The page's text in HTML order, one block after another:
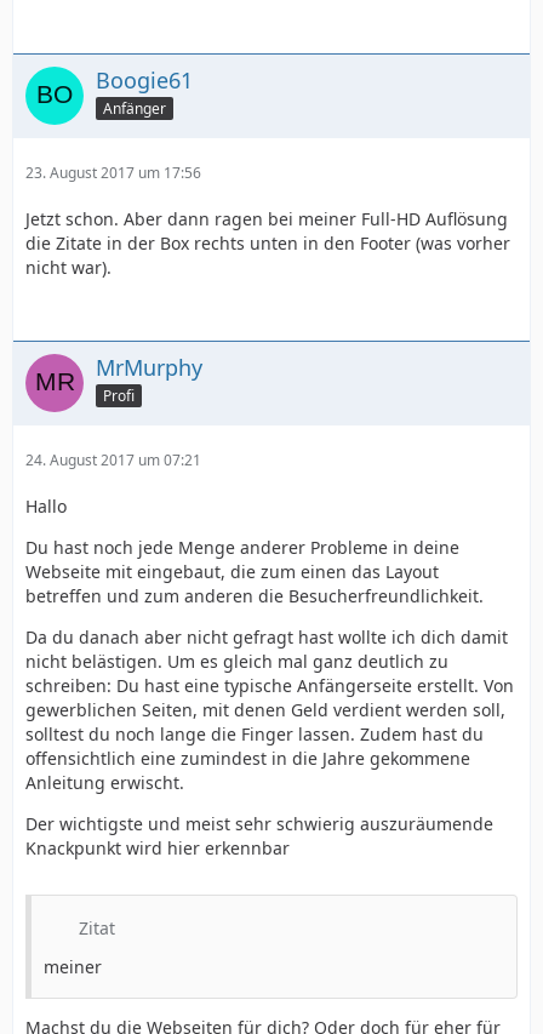
Boogie61
Anfänger
23. August 2017 um 17:56
Jetzt schon. Aber dann ragen bei meiner Full-HD Auflösung
die Zitate in der Box rechts unten in den Footer (was vorher
nicht war).
MrMurphy
Profi
24. August 2017 um 07:21
Hallo
Du hast noch jede Menge anderer Probleme in deine
Webseite mit eingebaut, die zum einen das Layout
betreffen und zum anderen die Besucherfreundlichkeit.
Da du danach aber nicht gefragt hast wollte ich dich damit
nicht belästigen. Um es gleich mal ganz deutlich zu
schreiben: Du hast eine typische Anfängerseite erstellt. Von
gewerblichen Seiten, mit denen Geld verdient werden soll,
solltest du noch lange die Finger lassen. Zudem hast du
offensichtlich eine zumindest in die Jahre gekommene
Anleitung erwischt.
Der wichtigste und meist sehr schwierig auszuräumende
Knackpunkt wird hier erkennbar
Zitat
meiner
Machst du die Webseiten für dich? Oder doch für eher für